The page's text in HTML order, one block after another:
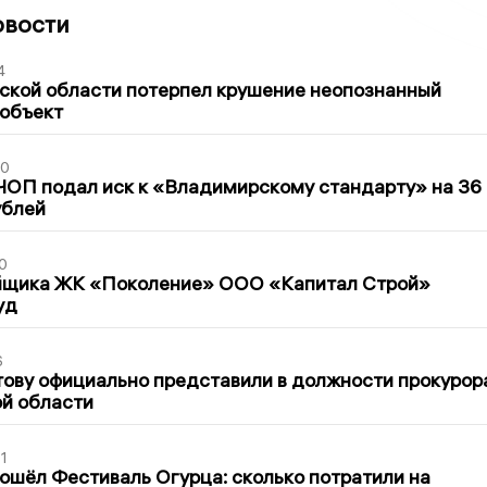
области потерпел крушение неопознанный
подал иск к «Владимирскому стандарту» на 36
ЖК «Поколение» ООО «Капитал Строй»
официально представили в должности
области
Фестиваль Огурца: сколько потратили на